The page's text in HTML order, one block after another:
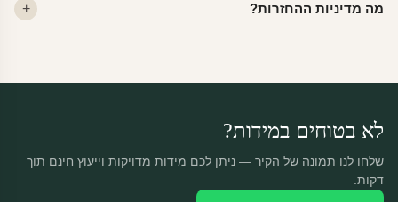
יוצאות באותו יום.
מה מדיניות ההחזרות?
לא בטוחים במידות?
שלחו לנו תמונה של הקיר — ניתן לכם מידות מדויקות וייעוץ חינם תוך
דקות.